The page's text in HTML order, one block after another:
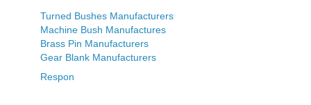
Turned Bushes Manufacturers
Machine Bush Manufactures
Brass Pin Manufacturers
Gear Blank Manufacturers
Respon